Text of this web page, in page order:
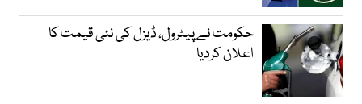
حکومت نے پیٹرول، ڈیزل کی نئی قیمت کا
اعلان کردیا